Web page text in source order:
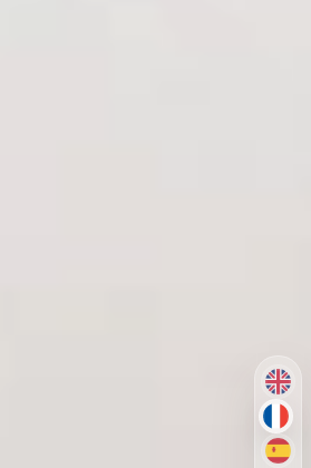
EN
FR
ES